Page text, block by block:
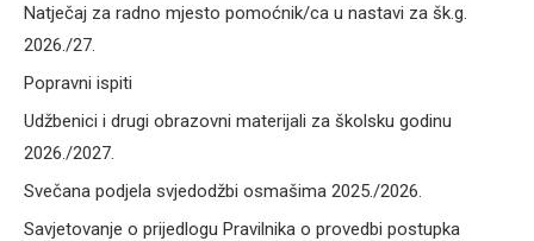
Natječaj za radno mjesto pomoćnik/ca u nastavi za šk.g.
2026./27.
Popravni ispiti
Udžbenici i drugi obrazovni materijali za školsku godinu
2026./2027.
Svečana podjela svjedodžbi osmašima 2025./2026.
Savjetovanje o prijedlogu Pravilnika o provedbi postupka